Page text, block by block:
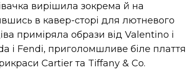
вирішила зокрема й на
в кавер-сторі для лютневого
приміряла образи від Valentino і
і Fendi, приголомшливе біле плаття
Cartier та Tiffany & Co.